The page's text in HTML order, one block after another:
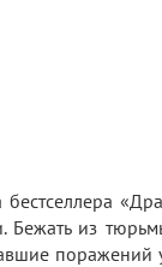
Бежать из
поражений